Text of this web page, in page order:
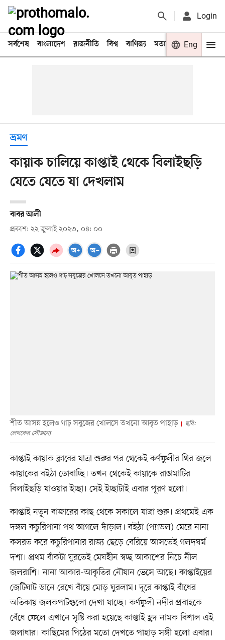
Login
সর্বশেষ বাংলাদেশ রাজনীতি বিশ্ব বাণিজ্য মতামত খেলা
Eng
ভ্রমণ
কায়াক চালিয়ে কাপ্তাই থেকে বিলাইছড়ি
যেতে যেতে যা দেখলাম
বাবর আলী
প্রকাশ: ২২ জুলাই ২০২৩, ০৪: ০০
শীত আসন্ন হলেও গাঢ় সবুজের খোলসে তখনো আবৃত পাহাড়
ছবি:
লেখকের সৌজন্যে
কাপ্তাই কায়াক ক্লাবের যাত্রা শুরুর পর থেকেই কর্ণফুলীর থির জলে
কায়াকের বইঠা ডোবাচ্ছি। তখন থেকেই কায়াকে রাঙামাটির
বিলাইছড়ি যাওয়ার ইচ্ছা। সেই ইচ্ছাটাই এবার পূরণ হলো।
কাপ্তাই নতুন বাজারের কাছ থেকে সকালে যাত্রা শুরু। প্রথমেই এক
দঙ্গল কচুরিপানা পথ আগলে দাঁড়াল। বইঠা (প্যাডল) মেরে নানা
কসরত করে কচুরিপানার রাজ্য ছেড়ে বেরিয়ে আসতেই গলদঘর্ম
দশা। প্রথম বাঁকটা ঘুরতেই মেঘহীন স্বচ্ছ আকাশের নিচে নীল
জলরাশি। নানা আকার-আকৃতির নৌযান ভেসে আছে। কাপ্তাইয়ের
জেটিঘাট ডানে রেখে বাঁয়ে মোড় ঘুরলাম। দূরে কাপ্তাই বাঁধের
অতিকায় জলকপাটগুলো দেখা যাচ্ছে। কর্ণফুলী নদীর প্রবাহকে
বেঁধে ফেলে এখানে সৃষ্টি করা হয়েছে কাপ্তাই হ্রদ নামক বিশাল এই
জলাধার। কাছিমের পিঠের মতো দেখতে পাহাড় সঙ্গী হলো এবার।